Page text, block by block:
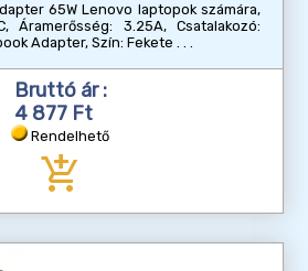
65W Lenovo laptopok számára,
Áramerősség: 3.25A, Csatalakozó:
Adapter, Szín: Fekete
Bruttó ár :
4 877 Ft
Rendelhető
add_shopping_cart